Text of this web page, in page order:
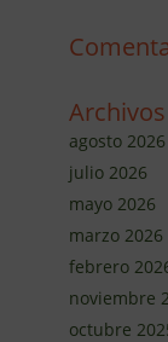
Archivos
agosto 2026
julio 2026
mayo 2026
marzo 2026
febrero
noviembre
octubre